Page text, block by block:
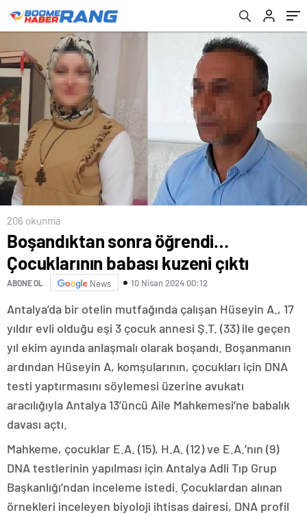
206 okunma
Boşandıktan sonra öğrendi…
Çocuklarının babası kuzeni çıktı
ABONE OL News 10 Nisan 2024 00:12
Antalya’da bir otelin mutfağında çalışan Hüseyin A., 17
yıldır evli olduğu eşi 3 çocuk annesi Ş.T. (33) ile geçen
yıl ekim ayında anlaşmalı olarak boşandı. Boşanmanın
ardından Hüseyin A, komşularının, çocukları için DNA
testi yaptırmasını söylemesi üzerine avukatı
aracılığıyla Antalya 13’üncü Aile Mahkemesi’ne babalık
davası açtı.
Mahkeme, çocuklar E.A. (15), H.A. (12) ve E.A.’nın (9)
DNA testlerinin yapılması için Antalya Adli Tıp Grup
Başkanlığı’ndan inceleme istedi. Çocuklardan alınan
örnekleri inceleyen biyoloji ihtisas dairesi, DNA profil